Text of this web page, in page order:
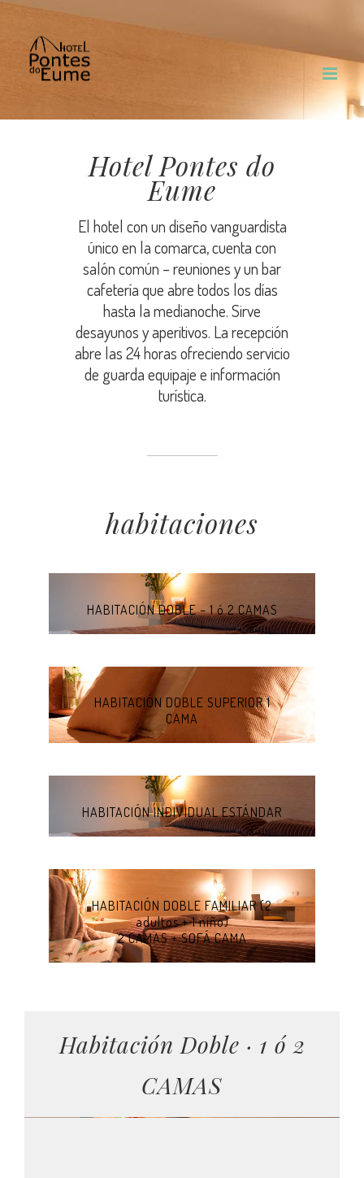
Saltar
contenido
Hotel Pontes do
Eume
El hotel con un diseño vanguardista
único en la comarca, cuenta con
salón común – reuniones y un bar
cafetería que abre todos los días
hasta la medianoche. Sirve
desayunos y aperitivos. La recepción
abre las 24 horas ofreciendo servicio
de guarda equipaje e información
turística.
habitaciones
HABITACIÓN DOBLE – 1 ó 2 CAMAS
HABITACIÓN DOBLE SUPERIOR 1
CAMA
HABITACIÓN INDIVIDUAL ESTÁNDAR
HABITACIÓN DOBLE FAMILIAR (2
adultos + 1 niño)
2 CAMAS + SOFÁ CAMA
Habitación Doble · 1 ó 2
CAMAS